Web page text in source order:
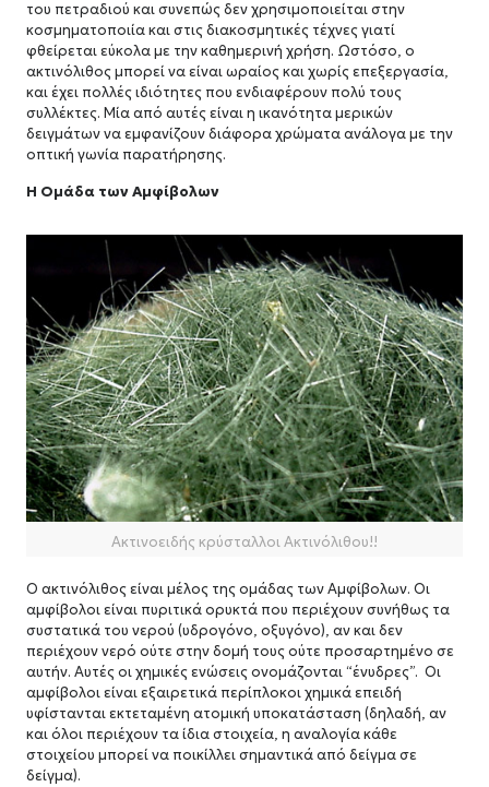
του πετραδιού και συνεπώς δεν χρησιμοποιείται στην
κοσμηματοποιία και στις διακοσμητικές τέχνες γιατί
φθείρεται εύκολα με την καθημερινή χρήση. Ωστόσο, ο
ακτινόλιθος μπορεί να είναι ωραίος και χωρίς επεξεργασία,
και έχει πολλές ιδιότητες που ενδιαφέρουν πολύ τους
συλλέκτες. Μία από αυτές είναι η ικανότητα μερικών
δειγμάτων να εμφανίζουν διάφορα χρώματα ανάλογα με την
οπτική γωνία παρατήρησης.
Η Ομάδα των Αμφίβολων
Ακτινοειδής κρύσταλλοι Ακτινόλιθου!!
Ο ακτινόλιθος είναι μέλος της ομάδας των Αμφίβολων. Οι
αμφίβολοι είναι πυριτικά ορυκτά που περιέχουν συνήθως τα
συστατικά του νερού (υδρογόνο, οξυγόνο), αν και δεν
περιέχουν νερό ούτε στην δομή τους ούτε προσαρτημένο σε
αυτήν. Αυτές οι χημικές ενώσεις ονομάζονται “ένυδρες”. Οι
αμφίβολοι είναι εξαιρετικά περίπλοκοι χημικά επειδή
υφίστανται εκτεταμένη ατομική υποκατάσταση (δηλαδή, αν
και όλοι περιέχουν τα ίδια στοιχεία, η αναλογία κάθε
στοιχείου μπορεί να ποικίλλει σημαντικά από δείγμα σε
δείγμα).